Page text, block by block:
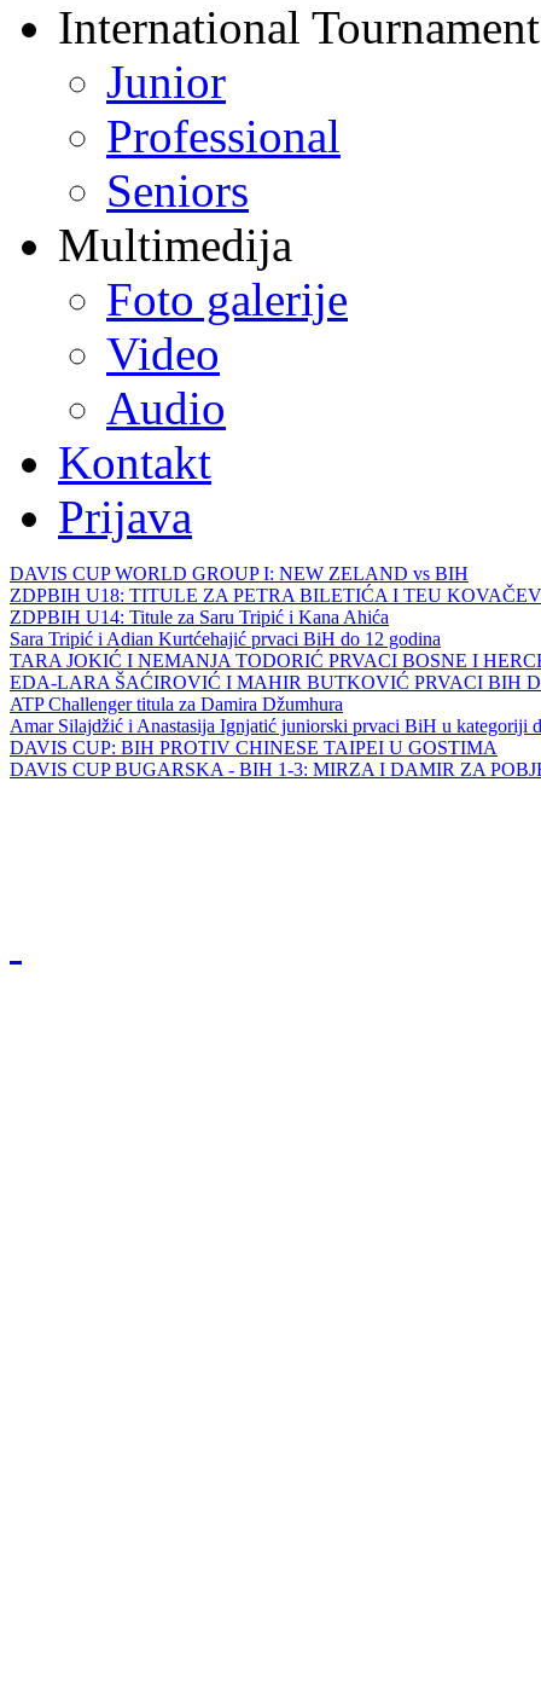
International
Junior
Professional
Seniors
Multimedija
Foto galerije
Video
Audio
Kontakt
Prijava
DAVIS CUP WORLD GROUP I: NEW ZELAND vs BIH
ZDPBIH U18: TITULE ZA PETRA BILETIĆA I TEU
ZDPBIH U14: Titule za Saru Tripić i Kana Ahića
Sara Tripić i Adian Kurtćehajić prvaci BiH do 12 godina
TARA JOKIĆ I NEMANJA TODORIĆ PRVACI BOSNE I
EDA-LARA ŠAĆIROVIĆ I MAHIR BUTKOVIĆ PRVACI BIH
ATP Challenger titula za Damira Džumhura
Amar Silajdžić i Anastasija Ignjatić juniorski prvaci BiH u kategoriji
DAVIS CUP: BIH PROTIV CHINESE TAIPEI U GOSTIMA
DAVIS CUP BUGARSKA - BIH 1-3: MIRZA I DAMIR ZA